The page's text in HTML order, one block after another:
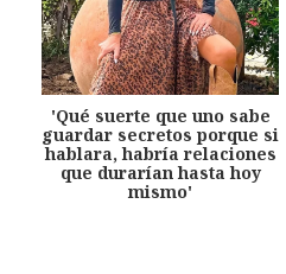
'Qué suerte que uno sabe
guardar secretos porque si
hablara, habría relaciones
que durarían hasta hoy
mismo'